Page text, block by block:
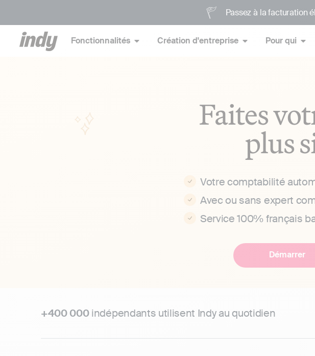
Passez à la facturation
Fonctionnalités Création d'entreprise Pour qui
Faites
plus
Votre comptabilité
Avec ou sans expert
Service 100% français
Démarrer
+400 000indépendants utilisent Indy au quotidien